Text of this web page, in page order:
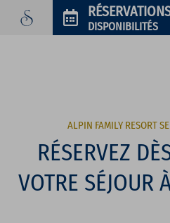
DISPONIBILITÉS
ALPIN FAMILY RESORT
RÉSERVEZ
VOTRE SÉJOUR
Codes de réservation